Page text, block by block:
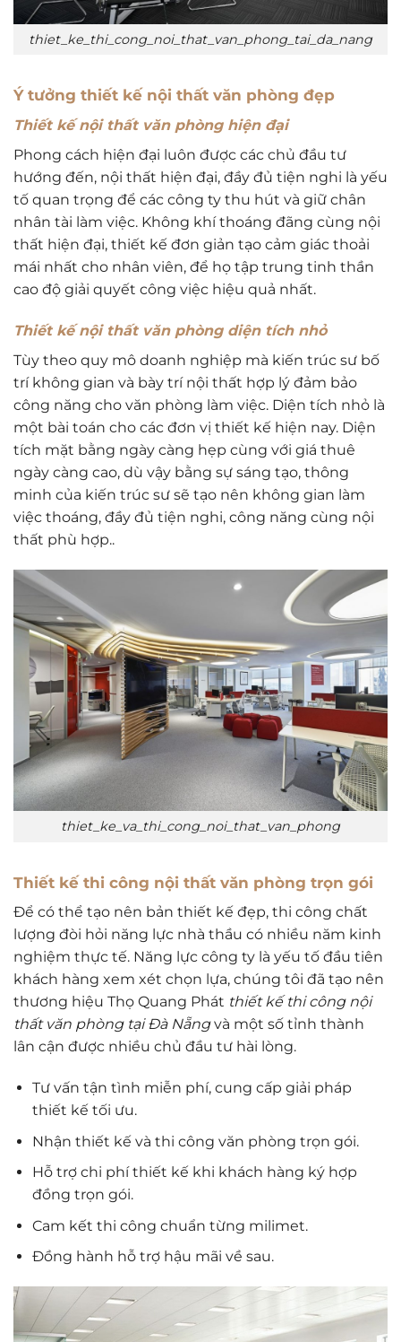
thiet_ke_thi_cong_noi_that_van_phong_tai_da_nang
Ý tưởng thiết kế nội thất văn phòng đẹp
Thiết kế nội thất văn phòng hiện đại
Phong cách hiện đại luôn được các chủ đầu tư
hướng đến, nội thất hiện đại, đầy đủ tiện nghi là yếu
tố quan trọng để các công ty thu hút và giữ chân
nhân tài làm việc. Không khí thoáng đãng cùng nội
thất hiện đại, thiết kế đơn giản tạo cảm giác thoải
mái nhất cho nhân viên, để họ tập trung tinh thần
cao độ giải quyết công việc hiệu quả nhất.
Thiết kế nội thất văn phòng diện tích nhỏ
Tùy theo quy mô doanh nghiệp mà kiến trúc sư bố
trí không gian và bày trí nội thất hợp lý đảm bảo
công năng cho văn phòng làm việc. Diện tích nhỏ là
một bài toán cho các đơn vị thiết kế hiện nay. Diện
tích mặt bằng ngày càng hẹp cùng với giá thuê
ngày càng cao, dù vậy bằng sự sáng tạo, thông
minh của kiến trúc sư sẽ tạo nên không gian làm
việc thoáng, đầy đủ tiện nghi, công năng cùng nội
thất phù hợp..
thiet_ke_va_thi_cong_noi_that_van_phong
Thiết kế thi công nội thất văn phòng trọn gói
Để có thể tạo nên bản thiết kế đẹp, thi công chất
lượng đòi hỏi năng lực nhà thầu có nhiều năm kinh
nghiệm thực tế. Năng lực công ty là yếu tố đầu tiên
khách hàng xem xét chọn lựa, chúng tôi đã tạo nên
thương hiệu Thọ Quang Phát thiết kế thi công nội
thất văn phòng tại Đà Nẵngvà một số tỉnh thành
lân cận được nhiều chủ đầu tư hài lòng.
Tư vấn tận tình miễn phí, cung cấp giải pháp
thiết kế tối ưu.
Nhận thiết kế và thi công văn phòng trọn gói.
Hỗ trợ chi phí thiết kế khi khách hàng ký hợp
đồng trọn gói.
Cam kết thi công chuẩn từng milimet.
Đồng hành hỗ trợ hậu mãi về sau.